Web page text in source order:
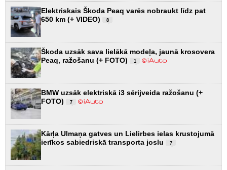
Elektriskais Škoda Peaq varēs nobraukt līdz pat
650 km (+ VIDEO)
8
Škoda uzsāk sava lielākā modeļa, jaunā krosovera
Peaq, ražošanu (+ FOTO)
1
BMW uzsāk elektriskā i3 sērijveida ražošanu (+
FOTO)
7
Kārļa Ulmaņa gatves un Lielirbes ielas krustojumā
ierīkos sabiedriskā transporta joslu
7